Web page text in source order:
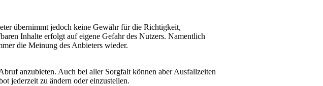
übernimmt jedoch keine Gewähr für die Richtigkeit,
Inhalte erfolgt auf eigene Gefahr des Nutzers. Namentlich
die Meinung des Anbieters wieder.
anzubieten. Auch bei aller Sorgfalt können aber Ausfallzeiten
jederzeit zu ändern oder einzustellen.